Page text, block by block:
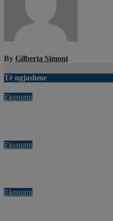
By Gilberta Simoni
Të ngjashme
Ekonomi
Ekonomi
Ekonomi